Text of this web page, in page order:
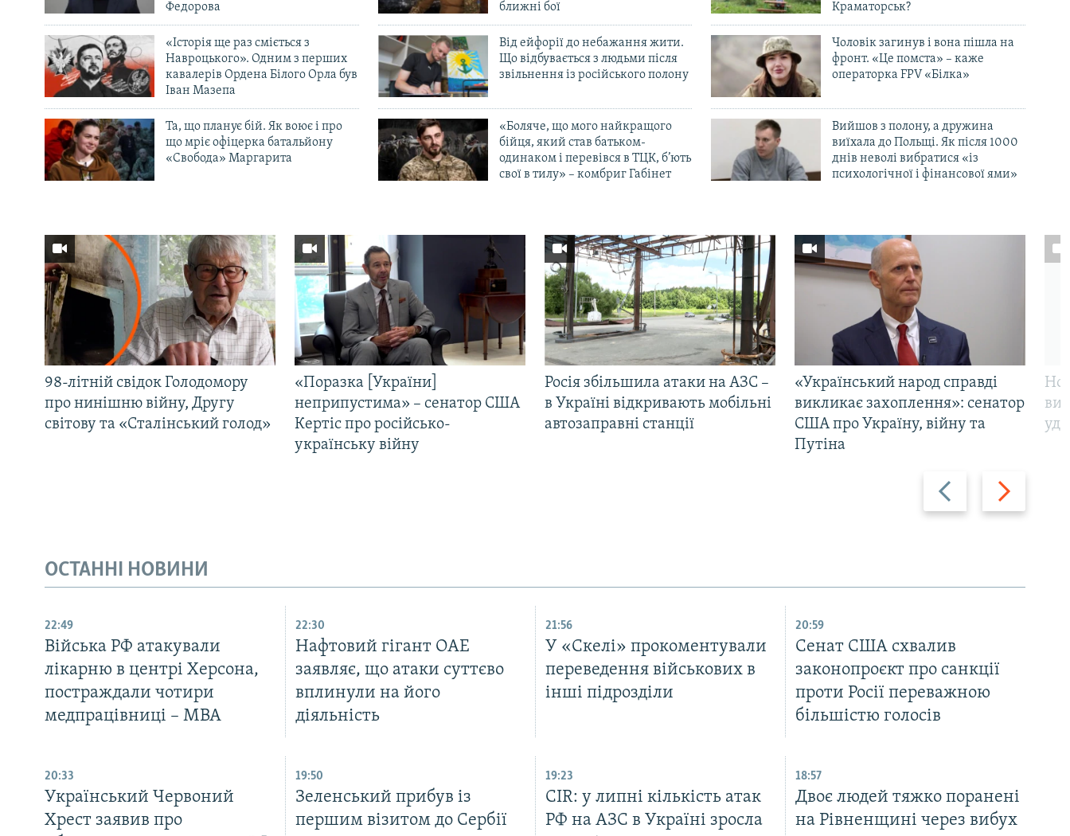
Федорова
ближні бої
Краматорськ?
«Історія ще раз сміється з
Навроцького». Одним з перших
кавалерів Ордена Білого Орла був
Іван Мазепа
Від ейфорії до небажання жити.
Що відбувається з людьми після
звільнення із російського полону
Чоловік загинув і вона пішла на
фронт. «Це помста» – каже
операторка FPV «Білка»
Та, що планує бій. Як воює і про
що мріє офіцерка батальйону
«Свобода» Маргарита
«Боляче, що мого найкращого
бійця, який став батьком-
одинаком і перевівся в ТЦК, б’ють
свої в тилу» – комбриг Габінет
Вийшов з полону, а дружина
виїхала до Польщі. Як після 1000
днів неволі вибратися «із
психологічної і фінансової ями»
Назад Вперед
98-літній свідок Голодомору
про нинішню війну, Другу
світову та «Сталінський голод»
«Поразка [України]
неприпустима» – сенатор США
Кертіс про російсько-
українську війну
Росія збільшила атаки на АЗС –
в Україні відкривають мобільні
автозаправні станції
«Український народ справді
викликає захоплення»: сенатор
США про Україну, війну та
Путіна
ОСТАННІ НОВИНИ
22:49
Війська РФ атакували
лікарню в центрі Херсона,
постраждали чотири
медпрацівниці – МВА
22:30
Нафтовий гігант ОАЕ
заявляє, що атаки суттєво
вплинули на його
діяльність
21:56
У «Скелі» прокоментували
переведення військових в
інші підрозділи
20:59
Cенат США схвалив
законопроєкт про санкції
проти Росії переважною
більшістю голосів
20:33
Український Червоний
Хрест заявив про
19:50
Зеленський прибув із
першим візитом до Сербії
19:23
CIR: у липні кількість атак
РФ на АЗС в Україні зросла
18:57
Двоє людей тяжко поранені
на Рівненщині через вибух